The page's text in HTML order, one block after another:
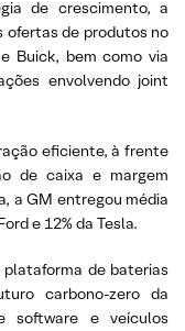
de crescimento, a
ofertas de produtos no
Buick, bem como via
envolvendo joint
eficiente, à frente
de caixa e margem
a GM entregou média
e 12% da Tesla.
de baterias
carbono-zero da
software e veículos